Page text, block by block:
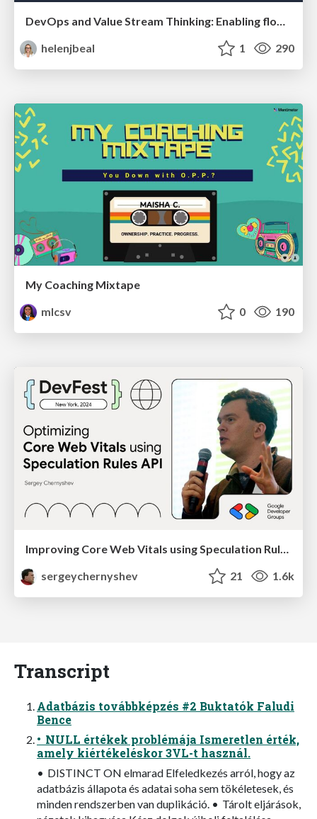
DevOps and Value Stream Thinking: Enabling flow, efficiency and business value
helenjbeal
1 290
My Coaching Mixtape
mlcsv
0 190
sergeychernyshev
21 1.6k
Transcript
Adatbázis továbbképzés #2 Buktatók Faludi
Bence
• NULL értékek problémája Ismeretlen érték,
amely kiértékeléskor 3VL-t használ.
• DISTINCT ON elmarad Elfeledkezés arról, hogy az
adatbázis állapota és adatai soha sem tökéletesek, és
minden rendszerben van duplikáció. • Tárolt eljárások,